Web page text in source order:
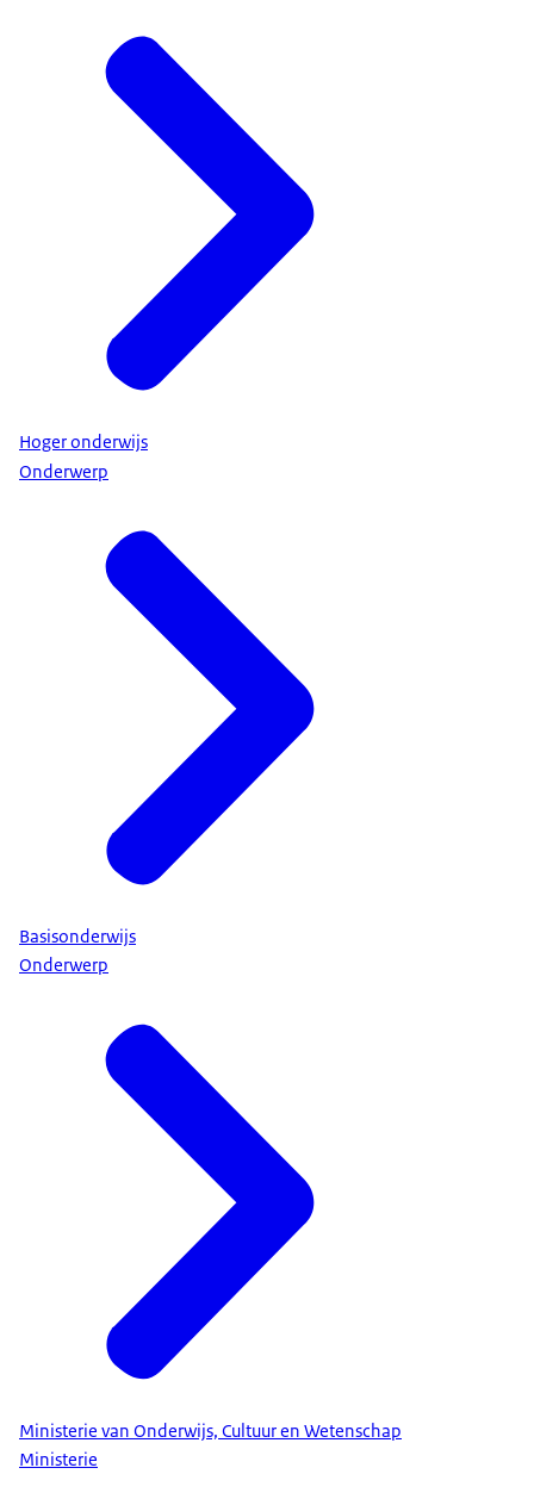
Hoger onderwijs
Onderwerp
Basisonderwijs
Onderwerp
Ministerie van Onderwijs, Cultuur en Wetenschap
Ministerie